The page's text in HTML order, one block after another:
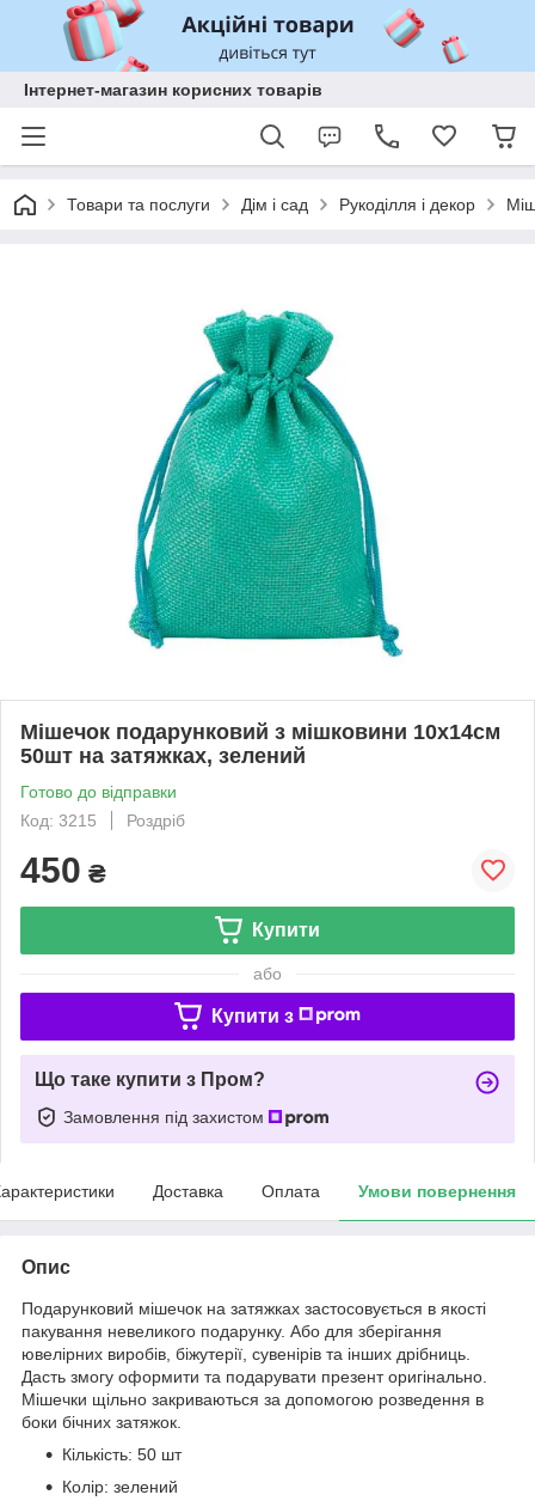
Інтернет-магазин корисних товарів
Товари та послуги Дім і сад Рукоділля і декор
Мішечок подарунковий з мішковини 10x14см
50шт на затяжках, зелений
Готово до відправки
Код: 3215
Роздріб
450 ₴
Купити
або
Купити з
Що таке купити з Пром?
Замовлення під захистом
Доставка Оплата Умови повернення
Опис
Подарунковий мішечок на затяжках застосовується в якості
пакування невеликого подарунку. Або для зберігання
ювелірних виробів, біжутерії, сувенірів та інших дрібниць.
Дасть змогу оформити та подарувати презент оригінально.
Мішечки щільно закриваються за допомогою розведення в
боки бічних затяжок.
Кількість: 50 шт
Колір: зелений